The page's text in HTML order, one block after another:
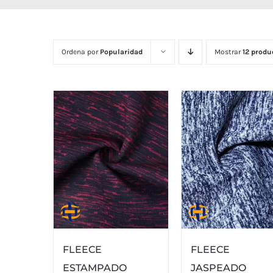
Ordena por Popularidad Mostrar12
FLEECE
ESTAMPADO
FLEECE
JASPEADO